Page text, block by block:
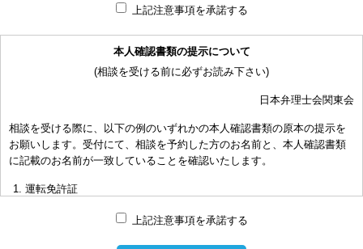
もありますことを予めご了承下さい。
め、相談内容について、相談担当弁理士も当会も法的責任を負うもの
ではないことを予めご了承下さい。
お申し出により、相談担当弁理士に対して調査、出願等の相談事案を
依頼された場合には、通常の受任事件として有料となります。また、
その場合は、依頼者と弁理士個人との関係となり、当会は関与しませ
によって、また、特許事務所によって異なりますので、詳細は特許事
上記注意事項を承諾する
本人確認書類の提示について
(相談を受ける前に必ずお読み下さい)
日本弁理士会関東会
相談を受ける際に、以下の例のいずれかの本人確認書類の原本の提示を
お願いします。受付にて、相談を予約した方のお名前と、本人確認書類
に記載のお名前が一致していることを確認いたします。
運転免許証
マイナンバーカード
上記注意事項を承諾する